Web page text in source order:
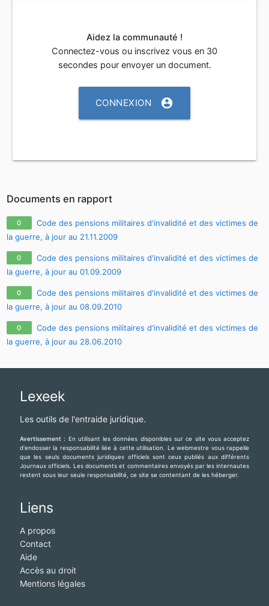
Aidez la communauté !
Connectez-vous ou inscrivez vous en 30
secondes pour envoyer un document.
CONNEXION account_circle
Documents en rapport
0
Code des pensions militaires d'invalidité et des victimes de
la guerre, à jour au 21.11.2009
0
Code des pensions militaires d'invalidité et des victimes de
la guerre, à jour au 01.09.2009
0
Code des pensions militaires d'invalidité et des victimes de
la guerre, à jour au 08.09.2010
0
Code des pensions militaires d'invalidité et des victimes de
la guerre, à jour au 28.06.2010
Lexeek
Les outils de l'entraide juridique.
Avertissement : En utilisant les données disponibles sur ce site vous acceptez
d'endosser la responsabilité liée à cette utilisation. Le webmestre vous rappelle
que les seuls documents juridiques officiels sont ceux publiés aux différents
Journaux officiels. Les documents et commentaires envoyés par les internautes
restent sous leur seule responsabilité, ce site se contentant de les héberger.
Liens
A propos
Contact
Aide
Accès au droit
Mentions légales